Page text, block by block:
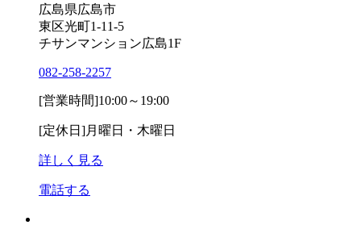
広島県広島市
東区光町1-11-5
チサンマンション広島1F
082-258-2257
[営業時間]10:00～19:00
[定休日]月曜日・木曜日
詳しく見る
電話する